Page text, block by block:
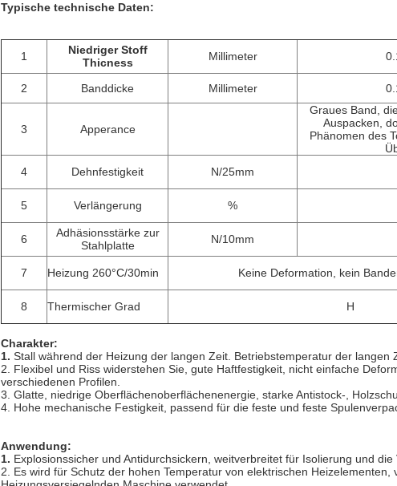
Typische technische Daten:
1
Niedriger Stoff
Thicness
Millimeter
2 Banddicke Millimeter
3 Apperance
Graues Band,
Auspacken,
Phänomen des
4
Dehnfestigkeit N/25mm
5 Verlängerung %
6
Adhäsionsstärke zur
Stahlplatte
N/10mm
7 Heizung 260°C/30min Keine Deformation, kein
8 Thermischer Grad H
Charakter:
1. Stall während der Heizung der langen Zeit. Betriebstemperatur der langen
2. Flexibel und Riss widerstehen Sie, gute Haftfestigkeit, nicht einfache
verschiedenen Profilen.
3. Glatte, niedrige Oberflächenoberflächenenergie, starke Antistock-,
4. Hohe mechanische Festigkeit, passend für die feste und feste
Anwendung:
1. Explosionssicher und Antidurchsickern, weitverbreitet für Isolierung und
2. Es wird für Schutz der hohen Temperatur von elektrischen